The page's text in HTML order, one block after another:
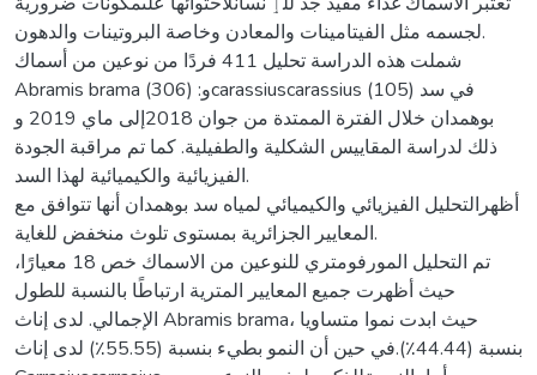
لجسمه مثل الفيتامينات والمعادن وخاصة البروتينات والدهون.
شملت هذه الدراسة تحليل 411 فردًا من نوعين من أسماك
Abramis brama (306) :وcarassiuscarassius (105) في سد
بوهمدان خلال الفترة الممتدة من جوان 2018إلى ماي 2019 و
ذلك لدراسة المقاييس الشكلية والطفيلية. كما تم مراقبة الجودة
الفيزيائية والكيميائية لهذا السد.
أظهرالتحليل الفيزيائي والكيميائي لمياه سد بوهمدان أنها تتوافق مع
المعايير الجزائرية بمستوى تلوث منخفض للغاية.
تم التحليل المورفومتري للنوعين من الاسماك خص 18 معيارًا،
حيث أظهرت جميع المعايير المترية ارتباطًا بالنسبة للطول
الإجمالي. لدى إناث Abramis brama، حيث ابدت نموا متساويا
بنسبة (44.44٪).في حين أن النمو بطيء بنسبة (55.55٪) لدى إناث